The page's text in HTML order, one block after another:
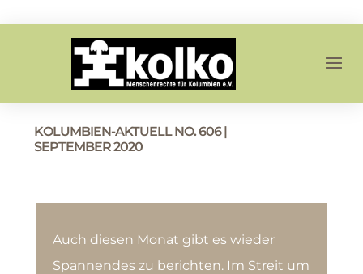
KOLUMBIEN-AKTUELL NO. 606 |
SEPTEMBER 2020
Auch diesen Monat gibt es wieder
Spannendes zu berichten. Im Streit um